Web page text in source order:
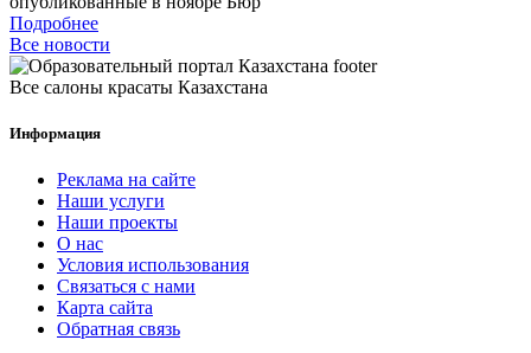
Подробнее
Все новости
Все салоны красаты Казахстана
Информация
Реклама на сайте
Наши услуги
Наши проекты
О нас
Условия использования
Связаться с нами
Карта сайта
Обратная связь